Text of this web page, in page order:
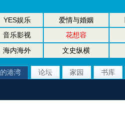
YES娱乐 爱情与婚姻
音乐影视 花想容
海内海外 文史纵横
港湾 论坛 家园 书库